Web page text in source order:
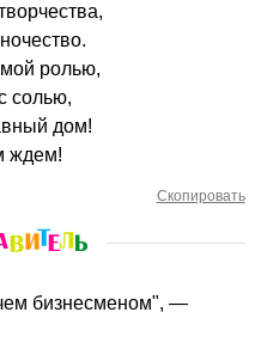
ролью,
солью,
дом!
ждем!
Скопировать
бизнесменом", —